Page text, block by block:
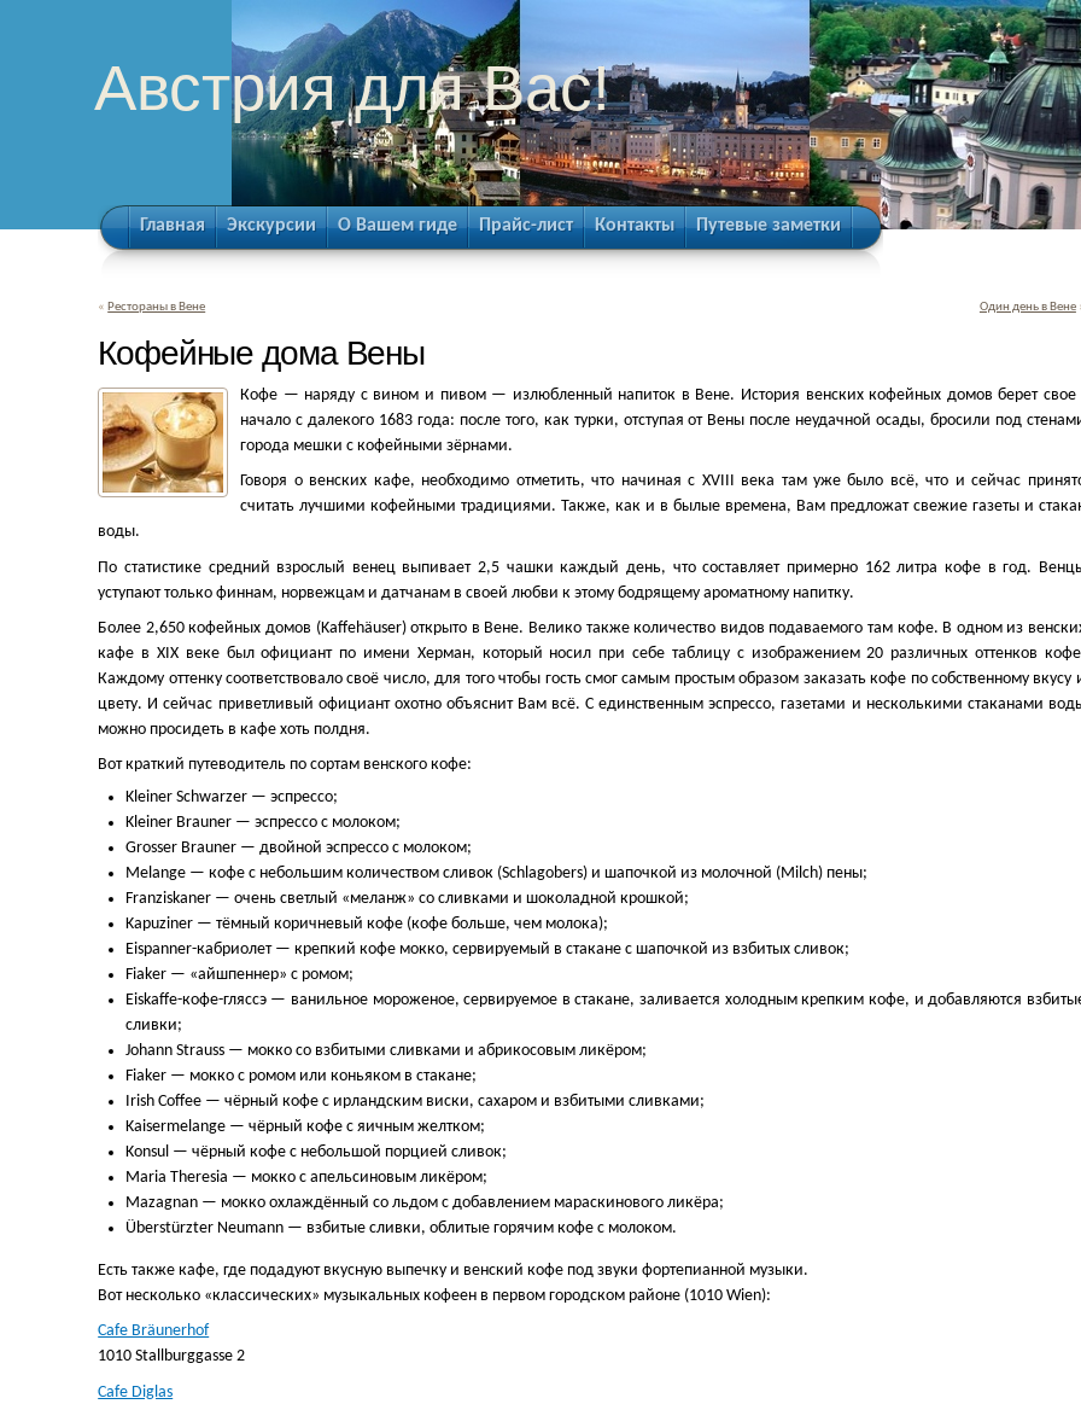
Австрия для Вас!
Главная Экскурсии О Вашем гиде Прайс-лист Контакты Путевые заметки
«Рестораны в Вене Один день в Вене
Кофейные дома Вены
Кофе — наряду с вином и пивом — излюбленный напиток в Вене. История венских кофейных домов берет свое
начало с далекого 1683 года: после того, как турки, отступая от Вены после неудачной осады, бросили под
города мешки с кофейными зёрнами.
Говоря о венских кафе, необходимо отметить, что начиная с XVIII века там уже было всё, что и сейчас
считать лучшими кофейными традициями. Также, как и в былые времена, Вам предложат свежие газеты и
воды.
По статистике средний взрослый венец выпивает 2,5 чашки каждый день, что составляет примерно 162 литра кофе в год.
уступают только финнам, норвежцам и датчанам в своей любви к этому бодрящему ароматному напитку.
Более 2,650 кофейных домов (Kaffehäuser) открыто в Вене. Велико также количество видов подаваемого там кофе. В одном из
кафе в XIX веке был официант по имени Херман, который носил при себе таблицу с изображением 20 различных оттенков
Каждому оттенку соответствовало своё число, для того чтобы гость смог самым простым образом заказать кофе по собственному вкусу
цвету. И сейчас приветливый официант охотно объяснит Вам всё. С единственным эспрессо, газетами и несколькими стаканами
можно просидеть в кафе хоть полдня.
Вот краткий путеводитель по сортам венского кофе:
Kleiner Schwarzer — эспрессо;
Kleiner Brauner — эспрессо с молоком;
Grosser Brauner — двойной эспрессо с молоком;
Melange — кофе с небольшим количеством сливок (Schlagobers) и шапочкой из молочной (Milch) пены;
Franziskaner — очень светлый «меланж» со сливками и шоколадной крошкой;
Kapuziner — тёмный коричневый кофе (кофе больше, чем молока);
Eispanner-кабриолет — крепкий кофе мокко, сервируемый в стакане с шапочкой из взбитых сливок;
Fiaker — «айшпеннер» с ромом;
Eiskaffe-кофе-гляссэ — ванильное мороженое, сервируемое в стакане, заливается холодным крепким кофе, и добавляются
сливки;
Johann Strauss — мокко со взбитыми сливками и абрикосовым ликёром;
Fiaker — мокко с ромом или коньяком в стакане;
Irish Coffee — чёрный кофе с ирландским виски, сахаром и взбитыми сливками;
Kaisermelange — чёрный кофе с яичным желтком;
Konsul — чёрный кофе с небольшой порцией сливок;
Maria Theresia — мокко с апельсиновым ликёром;
Mazagnan — мокко охлаждённый со льдом с добавлением мараскинового ликёра;
Überstürzter Neumann — взбитые сливки, облитые горячим кофе с молоком.
Есть также кафе, где подадуют вкусную выпечку и венский кофе под звуки фортепианной музыки.
Вот несколько «классических» музыкальных кофеен в первом городском районе (1010 Wien):
Cafe Bräunerhof
1010 Stallburggasse 2
Cafe Diglas